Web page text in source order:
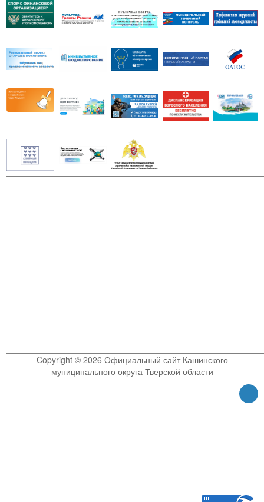
Copyright © 2026 Официальный сайт Кашинского
муниципального округа Тверской области